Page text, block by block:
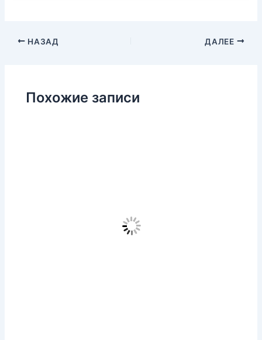
НАЗАД ДАЛЕЕ
Похожие записи